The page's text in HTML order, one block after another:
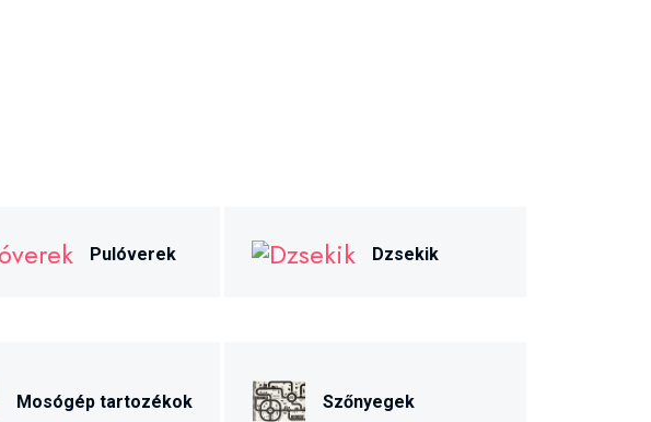
Pulóverek Dzsekik
Mosógép tartozékok Szőnyegek